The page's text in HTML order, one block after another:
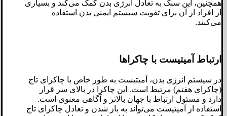
همچنین، این سنگ به تعادل انرژی بدن کمک می‌کند و بسیاری
از افراد از آن برای تقویت سیستم ایمنی بدن استفاده
می‌کنند.
ارتباط آمیتیست با چاکراها
در سیستم انرژی بدن، آمیتیست به طور خاص با چاکرای تاج
(چاکرای هفتم) مرتبط است. این چاکرا در بالای سر قرار
دارد و مسئول ارتباط با جهان بالاتر و آگاهی معنوی است.
استفاده از آمیتیست می‌تواند به باز شدن و تعادل چاکرای تاج